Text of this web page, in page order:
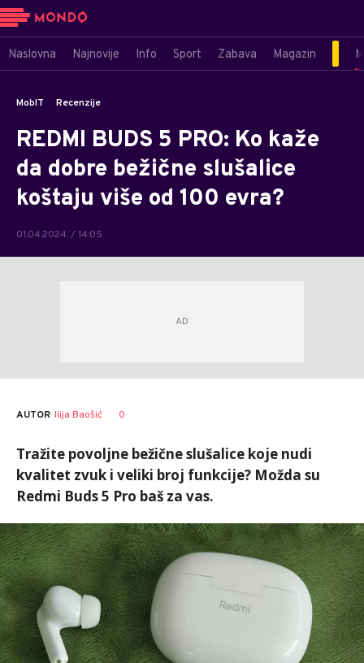
Naslovna Najnovije Info Sport Zabava Magazin
MobIT Recenzije
REDMI BUDS 5 PRO: Ko kaže
da dobre bežične slušalice
koštaju više od 100 evra?
01.04.2024. / 14:05
AUTOR Ilija Baošić 0
Tražite povoljne bežične slušalice koje nudi
kvalitet zvuk i veliki broj funkcije? Možda su
Redmi Buds 5 Pro baš za vas.